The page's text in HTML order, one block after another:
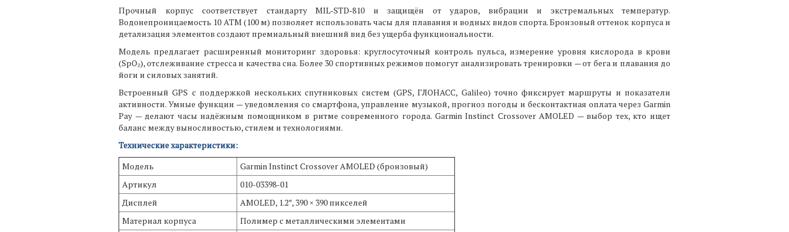
Прочный корпус соответствует стандарту MIL‑STD‑810 и защищён от ударов, вибрации и экстремальных температур.
Водонепроницаемость 10 ATM (100 м) позволяет использовать часы для плавания и водных видов спорта. Бронзовый оттенок корпуса и
детализация элементов создают премиальный внешний вид без ущерба функциональности.
Модель предлагает расширенный мониторинг здоровья: круглосуточный контроль пульса, измерение уровня кислорода в крови
(SpO₂), отслеживание стресса и качества сна. Более 30 спортивных режимов помогут анализировать тренировки — от бега и плавания до
йоги и силовых занятий.
Встроенный GPS с поддержкой нескольких спутниковых систем (GPS, ГЛОНАСС, Galileo) точно фиксирует маршруты и показатели
активности. Умные функции — уведомления со смартфона, управление музыкой, прогноз погоды и бесконтактная оплата через Garmin
Pay — делают часы надёжным помощником в ритме современного города. Garmin Instinct Crossover AMOLED — выбор тех, кто ищет
баланс между выносливостью, стилем и технологиями.
Технические характеристики:
Модель
Garmin Instinct Crossover AMOLED (бронзовый)
Артикул
010-03398-01
Дисплей
AMOLED, 1.2″, 390 × 390 пикселей
Материал корпуса
Полимер с металлическими элементами